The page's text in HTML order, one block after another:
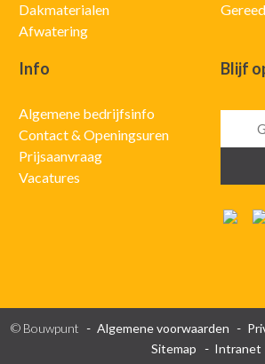
Dakmaterialen
Afwatering
Info
Algemene bedrijfsinfo
Contact & Openingsuren
Prijsaanvraag
Vacatures
Blijf
© Bouwpunt Algemene voorwaarden
Sitemap
Intranet